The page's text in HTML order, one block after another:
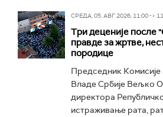
СРЕДА, 05. АВГ 2026, 11:00 ->
Три деценије после
правде за жртве,
породице
Председник Комисије
Владе Србије Вељко
директора
истраживање рата,